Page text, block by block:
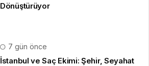
Dönüştürüyor
7 gün önce
İstanbul ve Saç Ekimi: Şehir, Seyahat